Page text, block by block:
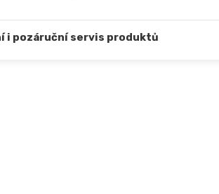
i pozáruční servis produktů